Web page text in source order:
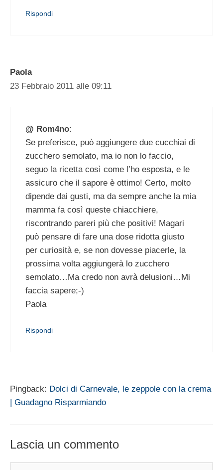
Rispondi
Paola
23 Febbraio 2011 alle 09:11
@ Rom4no:
Se preferisce, può aggiungere due cucchiai di
zucchero semolato, ma io non lo faccio,
seguo la ricetta così come l’ho esposta, e le
assicuro che il sapore è ottimo! Certo, molto
dipende dai gusti, ma da sempre anche la mia
mamma fa così queste chiacchiere,
riscontrando pareri più che positivi! Magari
può pensare di fare una dose ridotta giusto
per curiosità e, se non dovesse piacerle, la
prossima volta aggiungerà lo zucchero
semolato…Ma credo non avrà delusioni…Mi
faccia sapere;-)
Paola
Rispondi
Pingback: Dolci di Carnevale, le zeppole con la crema
| Guadagno Risparmiando
Lascia un commento